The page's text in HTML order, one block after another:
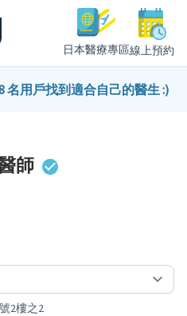
日本醫療專區線上預約
名用戶找到適合自己的醫生 :)
師
2樓之2